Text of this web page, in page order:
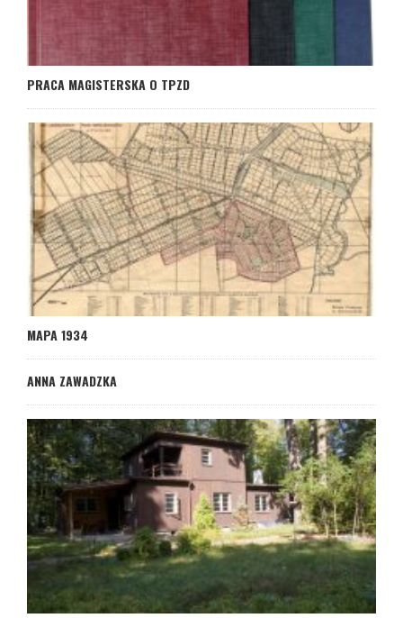
PRACA MAGISTERSKA O TPZD
MAPA 1934
ANNA ZAWADZKA